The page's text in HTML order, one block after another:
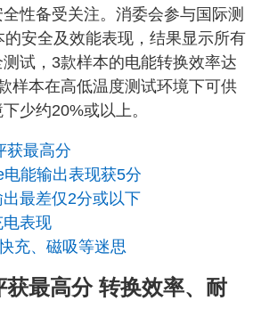
性备受关注。消委会参与国际测
安全及效能表现，结果显示所有
试，3款样本的电能转换效率达
样本在高低温度测试环境下可供
少约20%或以上。
获最高分
能输出表现获5分
最差仅2分或以下
表现
充、磁吸等迷思
获最高分 转换效率、耐